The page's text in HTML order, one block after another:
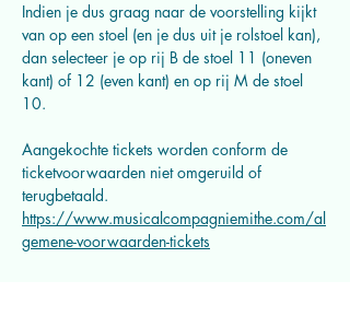
Indien je dus graag naar de voorstelling kijkt
van op een stoel (en je dus uit je rolstoel kan),
dan selecteer je op rij B de stoel 11 (oneven
kant) of 12 (even kant) en op rij M de stoel
10.
Aangekochte tickets worden conform de
ticketvoorwaarden niet omgeruild of
terugbetaald.
https://www.musicalcompagniemithe.com/al
gemene-voorwaarden-tickets